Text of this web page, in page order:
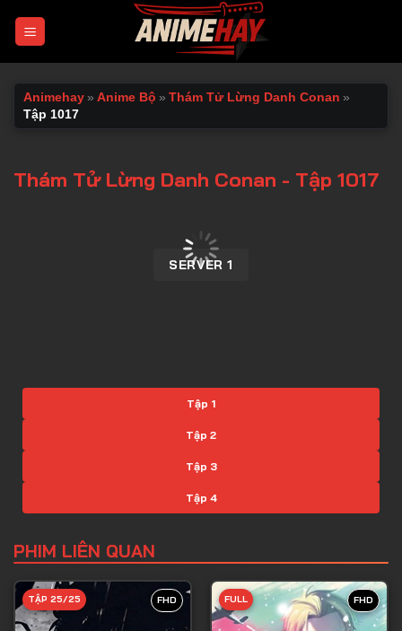
Animehay » Anime Bộ » Thám Tử Lừng Danh Conan »
Tập 1017
Thám Tử Lừng Danh Conan - Tập 1017
SERVER 1
Tập 1
Tập 2
Tập 3
Tập 4
Tập 6
Tập 7
Tập 8
PHIM LIÊN QUAN
FHD
TẬP 25/25 FHD
FULL